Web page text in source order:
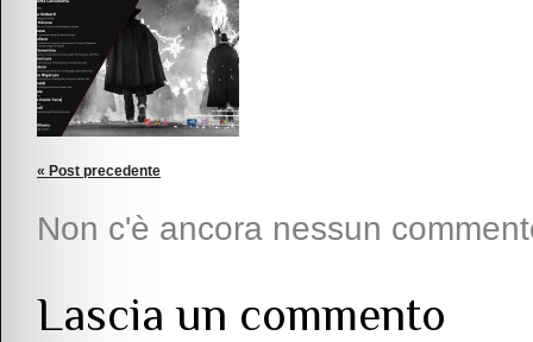
« Post precedente
Non c'è ancora nessun
Lascia un commento